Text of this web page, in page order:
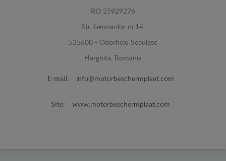
RO 25929276
Str. Lemnarilor nr.14.
535600 - Odorheiu Secuiesc
Harghita, Romania
E-mail: info@motorbeschermplaat.com
Site: www.motorbeschermplaat.com